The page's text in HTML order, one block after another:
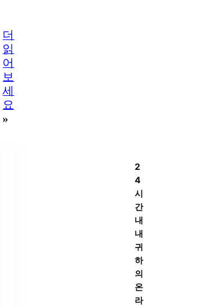
더
읽
어
보
세
요
»
2
4
시
간
내
내
귀
하
의
온
라